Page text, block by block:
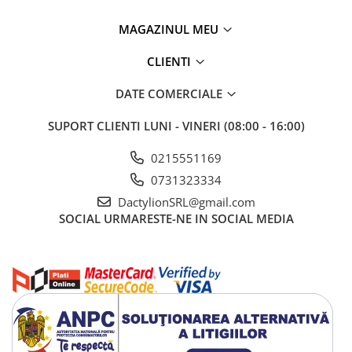
MAGAZINUL MEU
CLIENTI
DATE COMERCIALE
SUPORT CLIENTI LUNI - VINERI (08:00 - 16:00)
0215551169
0731323334
DactylionSRL@gmail.com
SOCIAL URMARESTE-NE IN SOCIAL MEDIA